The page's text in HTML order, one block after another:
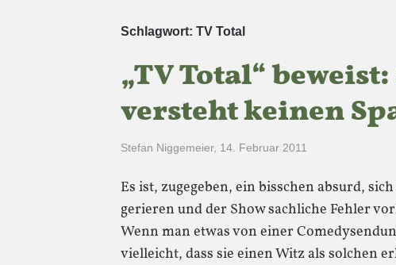
Schlagwort: TV Total
„TV Total“
versteht keinen
Stefan Niggemeier, 14. Februar 2011
Es ist, zugegeben, ein bisschen absurd,
gerieren und der Show sachliche Fehler
Wenn man etwas von einer
vielleicht, dass sie einen Witz als solchen